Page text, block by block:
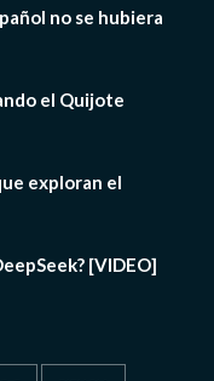
no se hubiera
el Quijote
exploran el
[VIDEO]